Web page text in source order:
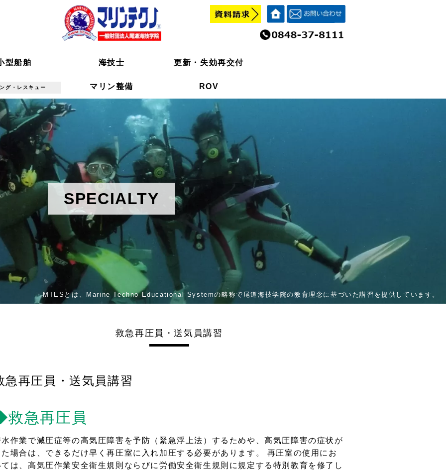
型船舶 海技士 更新・失効再交付
グ・レスキュー マリン整備 ROV
型船舶 海技士 更新・失効再交付
グ・レスキュー マリン整備 ROV
SPECIALTY
MTESとは、Marine Techno Educational Systemの略称で尾道海技学院の教育理念に基づいた講習を提供しています。
救急再圧員・送気員講習
急再圧員・送気員講習
急再圧員
水作業で減圧症等の高気圧障害を予防（緊急浮上法）するためや、高気圧障害の症状が
た場合は、できるだけ早く再圧室に入れ加圧する必要があります。 再圧室の使用にお
ては、高気圧作業安全衛生規則ならびに労働安全衛生規則に規定する特別教育を修了し